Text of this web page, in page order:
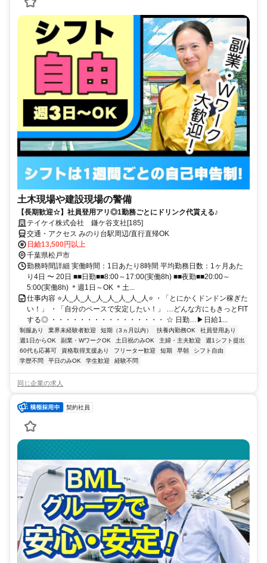
土木現場や建設現場の警備
【長期歓迎☆】社員登用アリ◎1勤務ごとにドリンク代貰える♪
テイケイ株式会社 鎌ケ谷支社[185]
交通・アクセス みのり台駅周辺/直行直帰OK
日給13,500円以上
千葉県松戸市
勤務時間詳細 実働時間：1日あたり8時間 平均勤務日数：1ヶ月あた
り4日 〜 20日 ■■日勤■■8:00～17:00(実働8h) ■■夜勤■■20:00～
5:00(実働8h) ＊週1日～OK ＊土...
仕事内容 ⭐人_人_人_人_人_人_人_人⭐ ・「とにかくドンドン稼ぎた
い！」 ・「自分のペースで安定したい！」 …どんな方にもきっとFIT
する◎ ・・・・・・・・・・・・・・・・ ☆ 日勤…▶日給1...
制服あり 業界未経験者歓迎 短期（3ヵ月以内） 扶養内勤務OK
社員登用あり
週1日からOK
副業・WワークOK 土日祝のみOK 主婦・主夫歓迎
週1シフト提出
60代も応募可
資格取得支援あり フリーター歓迎 短期 早朝
シフト自由
学歴不問
平日のみOK 学生歓迎 経験不問
同じ企業の求人
契約社員